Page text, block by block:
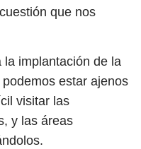
que nos
la implantación de la
estar ajenos
visitar las
y las áreas